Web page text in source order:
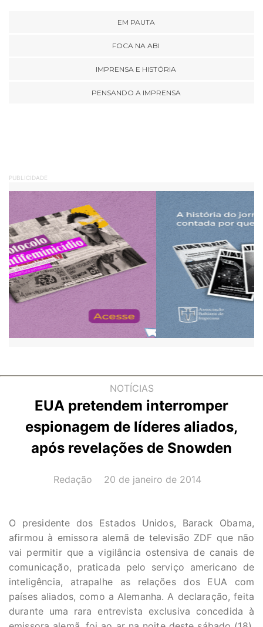
EM PAUTA
FOCA NA ABI
IMPRENSA E HISTÓRIA
PENSANDO A IMPRENSA
PUBLICIDADE
NOTÍCIAS
EUA pretendem interromper
espionagem de líderes aliados,
após revelações de Snowden
AUTOR(A):
Redação DATA:
20 de janeiro de 2014
O presidente dos Estados Unidos, Barack Obama,
afirmou à emissora alemã de televisão ZDF que não
vai permitir que a vigilância ostensiva de canais de
comunicação, praticada pelo serviço americano de
inteligência, atrapalhe as relações dos EUA com
países aliados, como a Alemanha. A declaração, feita
durante uma rara entrevista exclusiva concedida à